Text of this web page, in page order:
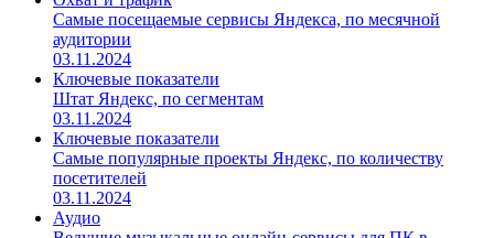
Самые посещаемые сервисы Яндекса, по месячной
аудитории
03.11.2024
Ключевые показатели
Штат Яндекс, по сегментам
03.11.2024
Ключевые показатели
Самые популярные проекты Яндекс, по количеству
посетителей
03.11.2024
Аудио